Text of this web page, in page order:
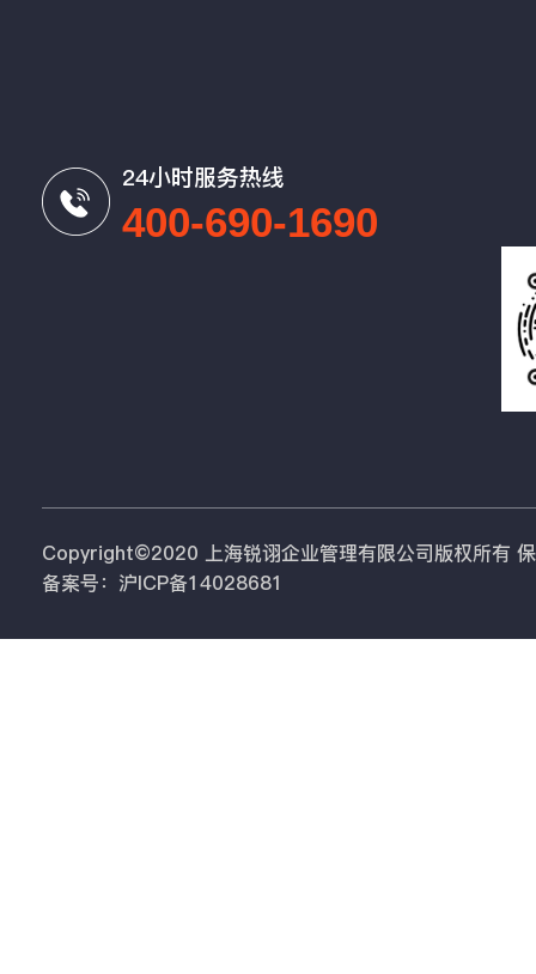
24小时服务热线
400-690-1690
Copyright©2020 上海锐诩企业管理有限公司版权所有
备案号：沪ICP备14028681